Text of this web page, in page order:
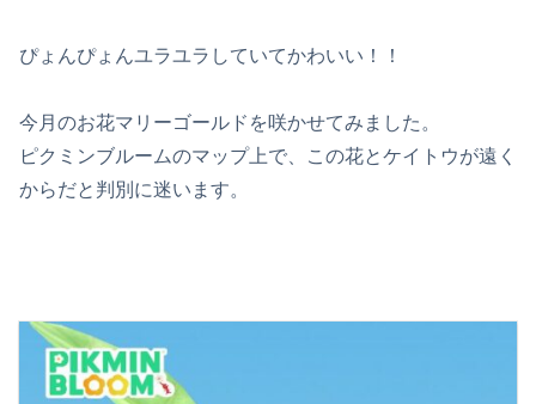
ぴょんぴょんユラユラしていてかわいい！！
今月のお花マリーゴールドを咲かせてみました。
ピクミンブルームのマップ上で、この花とケイトウが遠く
からだと判別に迷います。